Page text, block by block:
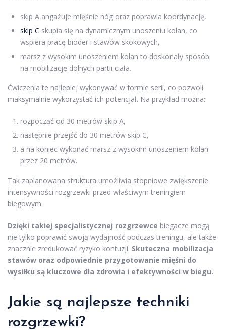
skip A angażuje mięśnie nóg oraz poprawia koordynację,
skip C skupia się na dynamicznym unoszeniu kolan, co
wspiera pracę bioder i stawów skokowych,
marsz z wysokim unoszeniem kolan to doskonały sposób
na mobilizację dolnych partii ciała.
Ćwiczenia te najlepiej wykonywać w formie serii, co pozwoli
maksymalnie wykorzystać ich potencjał. Na przykład można:
rozpocząć od 30 metrów skip A,
następnie przejść do 30 metrów skip C,
a na koniec wykonać marsz z wysokim unoszeniem kolan
przez 20 metrów.
Tak zaplanowana struktura umożliwia stopniowe zwiększenie
intensywności rozgrzewki przed właściwym treningiem
biegowym.
Dzięki takiej specjalistycznej rozgrzewce biegacze mogą
nie tylko poprawić swoją wydajność podczas treningu, ale także
znacznie zredukować ryzyko kontuzji. Skuteczna mobilizacja
stawów oraz odpowiednie przygotowanie mięśni do
wysiłku są kluczowe dla zdrowia i efektywności w biegu.
Jakie są najlepsze techniki
rozgrzewki?